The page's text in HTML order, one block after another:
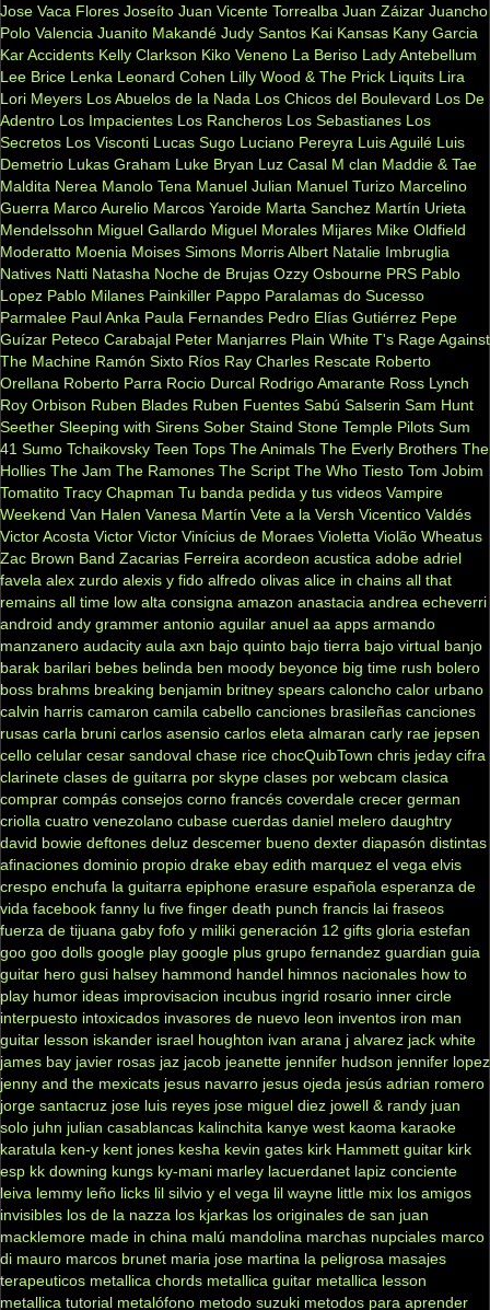
Jose Vaca Flores Joseíto Juan Vicente Torrealba Juan Záizar Juancho
Polo Valencia Juanito Makandé Judy Santos Kai Kansas Kany Garcia
Kar Accidents Kelly Clarkson Kiko Veneno La Beriso Lady Antebellum
Lee Brice Lenka Leonard Cohen Lilly Wood & The Prick Liquits Lira
Lori Meyers Los Abuelos de la Nada Los Chicos del Boulevard Los De
Adentro Los Impacientes Los Rancheros Los Sebastianes Los
Secretos Los Visconti Lucas Sugo Luciano Pereyra Luis Aguilé Luis
Demetrio Lukas Graham Luke Bryan Luz Casal M clan Maddie & Tae
Maldita Nerea Manolo Tena Manuel Julian Manuel Turizo Marcelino
Guerra Marco Aurelio Marcos Yaroide Marta Sanchez Martín Urieta
Mendelssohn Miguel Gallardo Miguel Morales Mijares Mike Oldfield
Moderatto Moenia Moises Simons Morris Albert Natalie Imbruglia
Natives Natti Natasha Noche de Brujas Ozzy Osbourne PRS Pablo
Lopez Pablo Milanes Painkiller Pappo Paralamas do Sucesso
Parmalee Paul Anka Paula Fernandes Pedro Elías Gutiérrez Pepe
Guízar Peteco Carabajal Peter Manjarres Plain White T's Rage Against
The Machine Ramón Sixto Ríos Ray Charles Rescate Roberto
Orellana Roberto Parra Rocio Durcal Rodrigo Amarante Ross Lynch
Roy Orbison Ruben Blades Ruben Fuentes Sabú Salserin Sam Hunt
Seether Sleeping with Sirens Sober Staind Stone Temple Pilots Sum
41 Sumo Tchaikovsky Teen Tops The Animals The Everly Brothers The
Hollies The Jam The Ramones The Script The Who Tiesto Tom Jobim
Tomatito Tracy Chapman Tu banda pedida y tus videos Vampire
Weekend Van Halen Vanesa Martín Vete a la Versh Vicentico Valdés
Victor Acosta Victor Victor Vinícius de Moraes Violetta Violão Wheatus
Zac Brown Band Zacarias Ferreira acordeon acustica adobe adriel
favela alex zurdo alexis y fido alfredo olivas alice in chains all that
remains all time low alta consigna amazon anastacia andrea echeverri
android andy grammer antonio aguilar anuel aa apps armando
manzanero audacity aula axn bajo quinto bajo tierra bajo virtual banjo
barak barilari bebes belinda ben moody beyonce big time rush bolero
boss brahms breaking benjamin britney spears caloncho calor urbano
calvin harris camaron camila cabello canciones brasileñas canciones
rusas carla bruni carlos asensio carlos eleta almaran carly rae jepsen
cello celular cesar sandoval chase rice chocQuibTown chris jeday cifra
clarinete clases de guitarra por skype clases por webcam clasica
comprar compás consejos corno francés coverdale crecer german
criolla cuatro venezolano cubase cuerdas daniel melero daughtry
david bowie deftones deluz descemer bueno dexter diapasón distintas
afinaciones dominio propio drake ebay edith marquez el vega elvis
crespo enchufa la guitarra epiphone erasure española esperanza de
vida facebook fanny lu five finger death punch francis lai fraseos
fuerza de tijuana gaby fofo y miliki generación 12 gifts gloria estefan
goo goo dolls google play google plus grupo fernandez guardian guia
guitar hero gusi halsey hammond handel himnos nacionales how to
play humor ideas improvisacion incubus ingrid rosario inner circle
interpuesto intoxicados invasores de nuevo leon inventos iron man
guitar lesson iskander israel houghton ivan arana j alvarez jack white
james bay javier rosas jaz jacob jeanette jennifer hudson jennifer lopez
jenny and the mexicats jesus navarro jesus ojeda jesús adrian romero
jorge santacruz jose luis reyes jose miguel diez jowell & randy juan
solo juhn julian casablancas kalinchita kanye west kaoma karaoke
karatula ken-y kent jones kesha kevin gates kirk Hammett guitar kirk
esp kk downing kungs ky-mani marley lacuerdanet lapiz conciente
leiva lemmy leño licks lil silvio y el vega lil wayne little mix los amigos
invisibles los de la nazza los kjarkas los originales de san juan
macklemore made in china malú mandolina marchas nupciales marco
di mauro marcos brunet maria jose martina la peligrosa masajes
terapeuticos metallica chords metallica guitar metallica lesson
metallica tutorial metalófono metodo suzuki metodos para aprender